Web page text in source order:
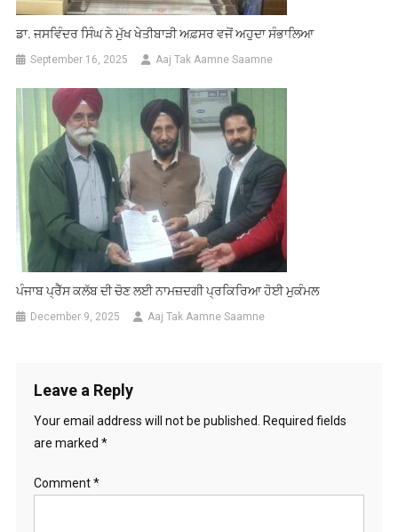
ਡਾ. ਜਸਵਿੰਦਰ ਸਿੰਘ ਨੇ ਮੁੱਖ ਖੇਤੀਬਾੜੀ ਅਫ਼ਸਰ ਵਜੋਂ ਅਹੁਦਾ ਸੰਭਾਲਿਆ
September 16, 2025 Aaj Tak Aamne Saamne
ਪੰਜਾਬ ਪ੍ਰੈੱਸ ਕਲੱਬ ਦੀ ਚੋਣ ਲਈ ਨਾਮਜ਼ਦਗੀ ਪ੍ਰਕਿਰਿਆ ਹੋਈ ਮੁਕੰਮਲ
December 9, 2025 Aaj Tak Aamne Saamne
Leave a Reply
Your email address will not be published. Required fields
are marked *
Comment*